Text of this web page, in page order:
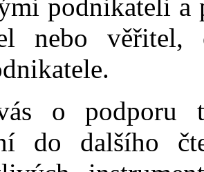
podnikateli a
nebo věřitel,
o podporu
do dalšího